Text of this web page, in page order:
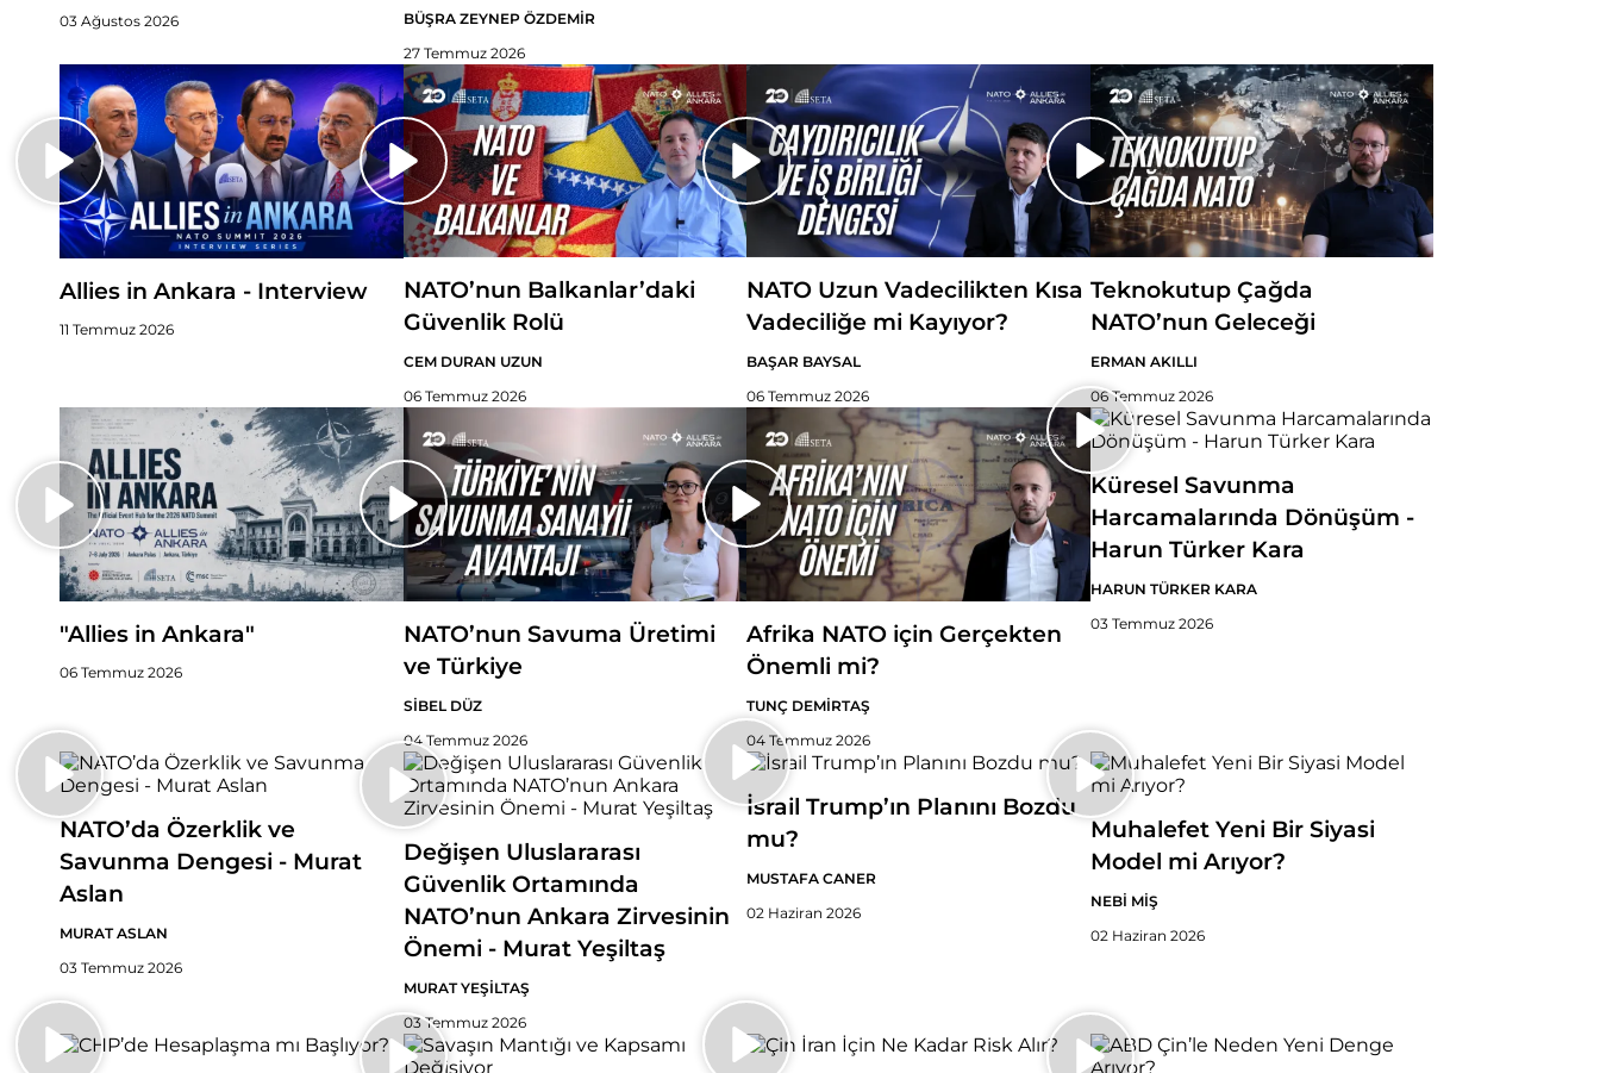
03 Ağustos 2026
BÜŞRA ZEYNEP ÖZDEMİR
27 Temmuz 2026
Allies in Ankara - Interview
11 Temmuz 2026
NATO’nun Balkanlar’daki
Güvenlik Rolü
CEM DURAN UZUN
06 Temmuz 2026
NATO Uzun Vadecilikten Kısa
Vadeciliğe mi Kayıyor?
BAŞAR BAYSAL
06 Temmuz 2026
Teknokutup Çağda
NATO’nun Geleceği
ERMAN AKILLI
06 Temmuz 2026
"Allies in Ankara"
06 Temmuz 2026
NATO’nun Savuma Üretimi
ve Türkiye
SİBEL DÜZ
04 Temmuz 2026
Afrika NATO için Gerçekten
Önemli mi?
TUNÇ DEMİRTAŞ
04 Temmuz 2026
Küresel Savunma
Harcamalarında Dönüşüm -
Harun Türker Kara
HARUN TÜRKER KARA
03 Temmuz 2026
NATO’da Özerklik ve
Savunma Dengesi - Murat
Aslan
MURAT ASLAN
03 Temmuz 2026
Değişen Uluslararası
Güvenlik Ortamında
NATO’nun Ankara Zirvesinin
Önemi - Murat Yeşiltaş
MURAT YEŞİLTAŞ
03 Temmuz 2026
İsrail Trump’ın Planını Bozdu
mu?
MUSTAFA CANER
02 Haziran 2026
Muhalefet Yeni Bir Siyasi
Model mi Arıyor?
NEBİ MİŞ
02 Haziran 2026